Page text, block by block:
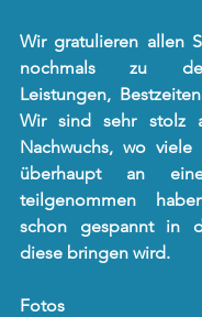
Wir gratulieren allen
nochmals zu
Leistungen,
Wir sind sehr stolz
Nachwuchs, wo
überhaupt an
teilgenommen
schon gespannt in
diese bringen wird.
Fotos